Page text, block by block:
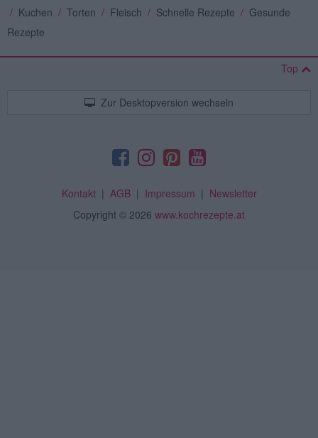
/ Kuchen / Torten / Fleisch / Schnelle Rezepte / Gesunde
Rezepte
Top
Zur Desktopversion wechseln
Kontakt| AGB| Impressum | Newsletter
Copyright © 2026 www.kochrezepte.at